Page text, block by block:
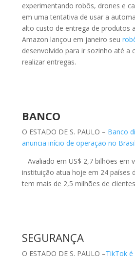
experimentando robôs, drones e
em uma tentativa de usar a
alto custo de entrega de produtos
Amazon lançou em janeiro seu
desenvolvido para ir sozinho até a
realizar entregas.
BANCO
O ESTADO DE S. PAULO – Banco
anuncia início de operação no Brasil
– Avaliado em US$ 2,7 bilhões em
instituição atua hoje em 24 países
tem mais de 2,5 milhões de clientes
SEGURANÇA
O ESTADO DE S. PAULO –TikTok